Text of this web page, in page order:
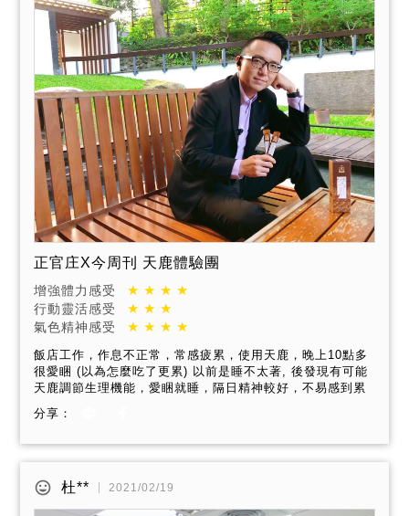
正官庄X今周刊 天鹿體驗團
增強體力感受
行動靈活感受
氣色精神感受
飯店工作，作息不正常，常感疲累，使用天鹿，晚上10點多
很愛睏 (以為怎麼吃了更累) 以前是睡不太著, 後發現有可能
天鹿調節生理機能，愛睏就睡，隔日精神較好，不易感到累
分享：
杜** 2021/02/19